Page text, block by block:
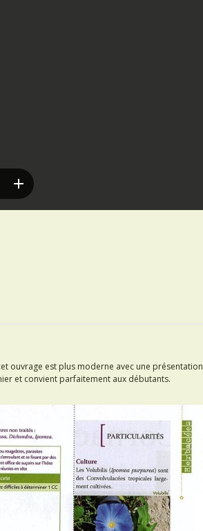
ouvrage est plus moderne avec une présentation
et convient parfaitement aux débutants.